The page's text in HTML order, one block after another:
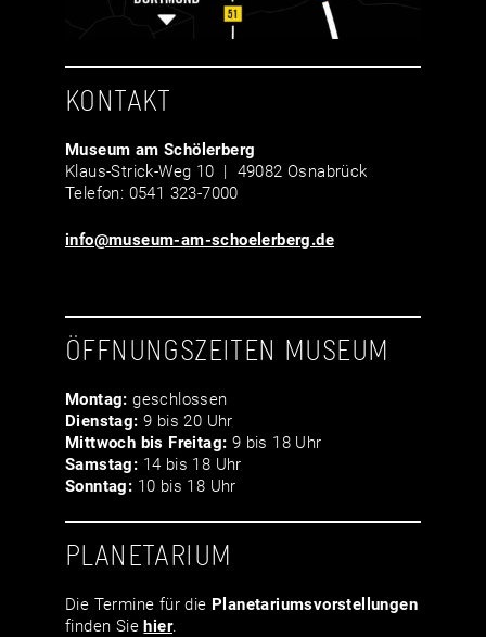
KONTAKT
Museum am Schölerberg
Klaus-Strick-Weg 10 | 49082 Osnabrück
Telefon: 0541 323-7000
info@museum-am-schoelerberg.de
ÖFFNUNGSZEITEN MUSEUM
Montag: geschlossen
Dienstag: 9 bis 20 Uhr
Mittwoch bis Freitag: 9 bis 18 Uhr
Samstag: 14 bis 18 Uhr
Sonntag: 10 bis 18 Uhr
PLANETARIUM
Die Termine für die Planetariumsvor­stellungen
finden Siehier.